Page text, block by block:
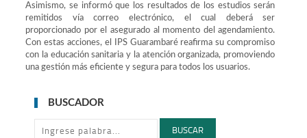
Asimismo, se informó que los resultados de los estudios serán
remitidos vía correo electrónico, el cual deberá ser
proporcionado por el asegurado al momento del agendamiento.
Con estas acciones, el IPS Guarambaré reafirma su compromiso
con la educación sanitaria y la atención organizada, promoviendo
una gestión más eficiente y segura para todos los usuarios.
BUSCADOR
BUSCAR